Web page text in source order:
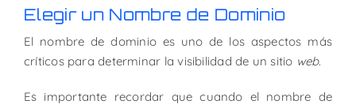
Elegir un Nombre de Dominio
El nombre de dominio es uno de los aspectos más
críticos para determinar la visibilidad de un sitio web.
Es importante recordar que cuando el nombre de